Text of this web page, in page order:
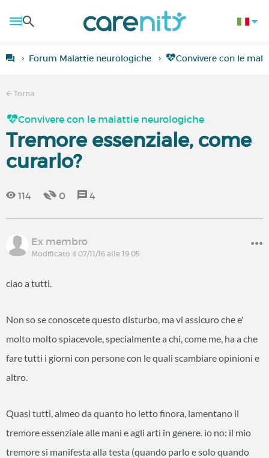
Forum Malattie neurologiche Convivere con le
Torna
Convivere con le malattie neurologiche
Tremore essenziale, come
curarlo?
114 0 4
Ex membro
Modificato il 07/11/16 alle 19:05
ciao a tutti.
Non so se conoscete questo disturbo, ma vi assicuro che e'
molto molto spiacevole, specialmente a chi, come me, ha a che
fare tutti i giorni con persone con le quali scambiare opinioni e
altro.
Quasi tutti, almeo da quanto ho letto finora, lamentano il
tremore essenziale alle mani e agli arti in genere. io no: il mio
tremore si manifesta alla testa (quando parlo e solo quando